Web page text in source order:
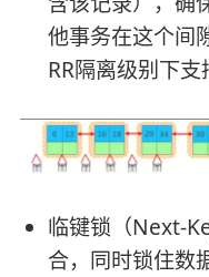
他事务在这个间
RR隔离级别下支
临键锁（Next-
合，同时锁住数